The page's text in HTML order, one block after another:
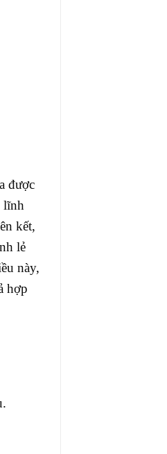
được
lĩnh
kết,
lẻ
này,
hợp